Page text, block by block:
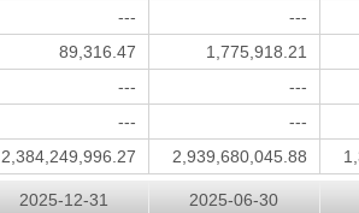
--- ---
89,316.47 1,775,918.21
--- ---
--- ---
2,384,249,996.27 2,939,680,045.88
2025-12-31 2025-06-30